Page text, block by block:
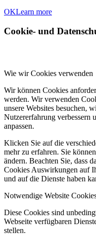
OKLearn more
Cookie- und
Wie wir Cookies verwenden
Wir können Cookies
werden. Wir verwenden
unsere Websites besuchen,
Nutzererfahrung verbessern
anpassen.
Klicken Sie auf die
mehr zu erfahren. Sie
ändern. Beachten Sie, dass
Cookies Auswirkungen auf
und auf die Dienste haben
Notwendige Website
Diese Cookies sind
Webseite verfügbaren
stellen.